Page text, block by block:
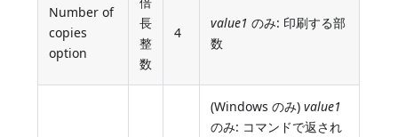
Number of
copies
option
長
整
数
4
value1 のみ: 印刷する部
数
(Windows のみ)value1
のみ: コマンドで返され